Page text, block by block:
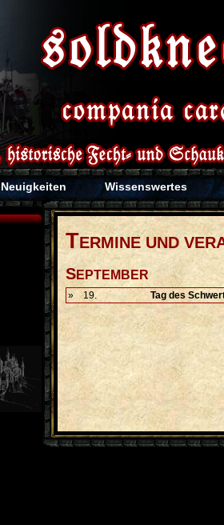
Neuigkeiten Wissenswertes
TERMINE UND
SEPTEMBER
» 19. Tag des